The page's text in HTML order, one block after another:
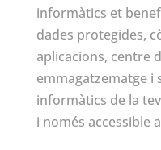
informàtics et
dades protegides,
aplicacions, centre
emmagatzematge i
informàtics de la
i només accessible